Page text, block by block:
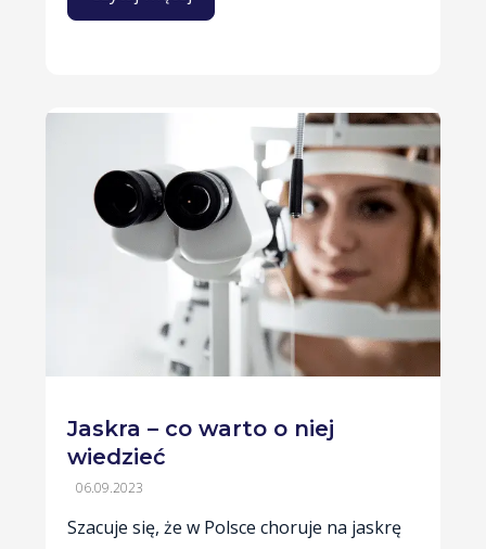
Jaskra – co warto o niej
wiedzieć
06.09.2023
Szacuje się, że w Polsce choruje na jaskrę